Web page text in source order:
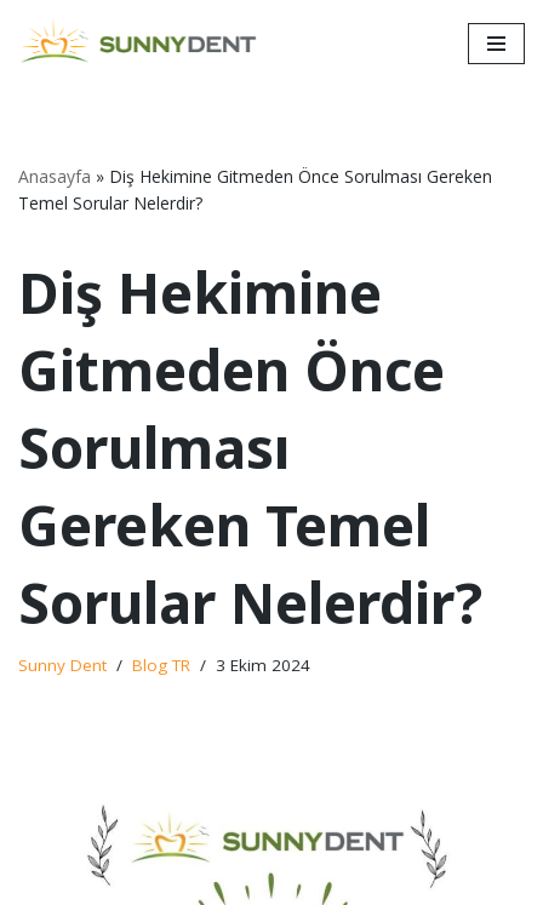
İçeriğe
Anasayfa » Diş Hekimine Gitmeden Önce Sorulması Gereken
Temel Sorular Nelerdir?
Diş Hekimine
Gitmeden Önce
Sorulması
Gereken Temel
Sorular Nelerdir?
Sunny Dent Blog TR 3 Ekim 2024